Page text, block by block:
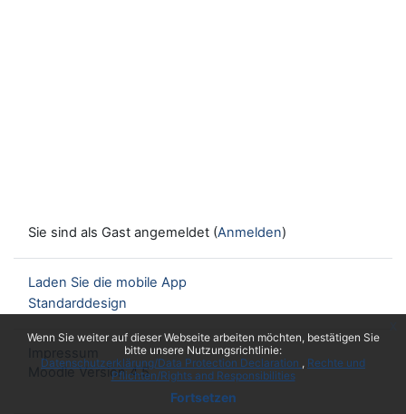
Wenn Sie weiter auf dieser Webseite arbeiten möchten, bestätigen Sie
bitte unsere Nutzungsrichtlinie:
Datenschutzerklärung/Data Protection Declaration
Rechte und
Pflichten/Rights and Responsibilities
Fortsetzen
Sie sind als Gast angemeldet (Anmelden)
Laden Sie die mobile App
Standarddesign
Moodle Version 4.5